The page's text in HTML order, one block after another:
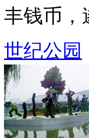
丰钱币，
世纪公园